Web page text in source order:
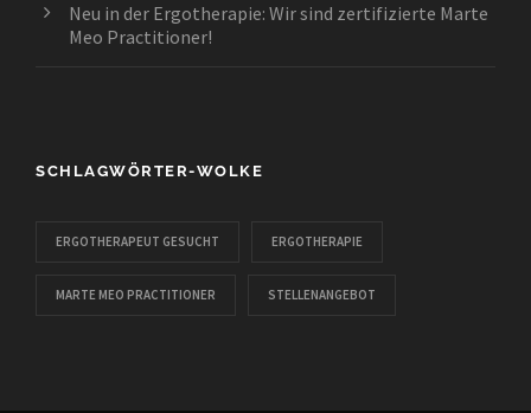
Neu in der Ergotherapie: Wir sind zertifizierte Marte
Meo Practitioner!
SCHLAGWÖRTER-WOLKE
ERGOTHERAPEUT GESUCHT ERGOTHERAPIE
MARTE MEO PRACTITIONER STELLENANGEBOT